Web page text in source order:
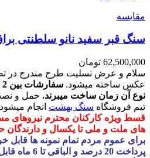
مقايسه
سنگ قبر سفید نانو سلطنتی براق
62,500,000 تومان
سلام و عرض تسلیت طرح مندرج در
عکس ساخته میشود.
نوع آن زمان ساخت میبرند. حمل و
تیم فروشگاه سنگ بهشت انجام
قسط ویژه کارکنان محترم نیروهای
های ملت و ملی تا یکسال و
برای عموم مردم تمام نمونه ها قابل
پرداخت 20 درصد و الباقی تا 6 ماه قابل اقساط هستند.